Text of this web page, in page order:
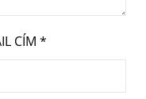
CÍM *